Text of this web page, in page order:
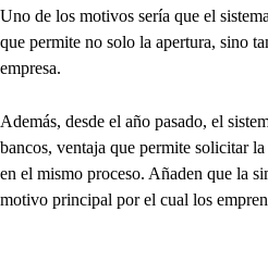
Uno de los motivos sería que el
que permite no solo la apertura, sino
empresa.
Además, desde el año pasado, el
bancos, ventaja que permite solicitar
en el mismo proceso. Añaden que la
motivo principal por el cual los